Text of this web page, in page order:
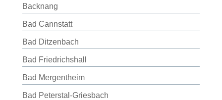
Backnang
Bad Cannstatt
Bad Ditzenbach
Bad Friedrichshall
Bad Mergentheim
Bad Peterstal-Griesbach